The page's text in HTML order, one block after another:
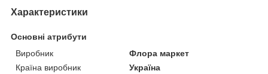
Характеристики
Основні атрибути
Виробник
Флора маркет
Країна виробник
Україна